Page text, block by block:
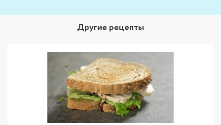
Другие рецепты